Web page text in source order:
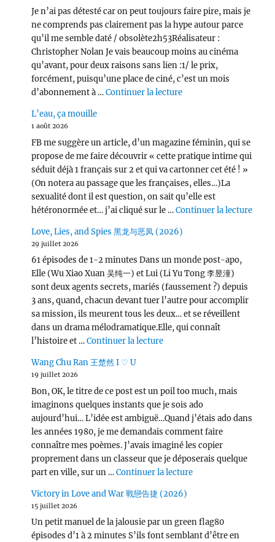
Je n’ai pas détesté car on peut toujours faire pire, mais je
ne comprends pas clairement pas la hype autour parce
qu’il me semble daté / obsolète2h53Réalisateur :
Christopher Nolan Je vais beaucoup moins au cinéma
qu’avant, pour deux raisons sans lien :1/ le prix,
forcément, puisqu’une place de ciné, c’est un mois
d’abonnement à …Continuer la lecturede « L’Odyssée (2026)
L’eau, ça mouille
1 août 2026
FB me suggère un article, d’un magazine féminin, qui se
propose de me faire découvrir « cette pratique intime qui
séduit déjà 1 français sur 2 et qui va cartonner cet été ! »
(On notera au passage que les françaises, elles…)La
sexualité dont il est question, on sait qu’elle est
hétéronormée et… j’ai cliqué sur le …Continuer la lecturede «
Love, Lies, and Spies 黑龙与恶凤 (2026)
29 juillet 2026
61 épisodes de 1-2 minutes Dans un monde post-apo,
Elle (Wu Xiao Xuan 吴纯一) et Lui (Li Yu Tong 李昱潼)
sont deux agents secrets, mariés (faussement ?) depuis
3 ans, quand, chacun devant tuer l’autre pour accomplir
sa mission, ils meurent tous les deux… et se réveillent
dans un drama mélodramatique.Elle, qui connaît
l’histoire et …Continuer la lecturede « Love, Lies, and Spies
Wang Chu Ran 王楚然 I ♡ U
19 juillet 2026
Bon, OK, le titre de ce post est un poil too much, mais
imaginons quelques instants que je sois ado
aujourd’hui… L’idée est ambiguë…Quand j’étais ado dans
les années 1980, je me demandais comment faire
connaître mes poèmes. J’avais imaginé les copier
proprement dans un classeur que je déposerais quelque
part en ville, sur un …Continuer la lecturede « Wang Chu Ran
Victory in Love and War 戰戀告捷 (2026)
15 juillet 2026
Un petit manuel de la jalousie par un green flag80
épisodes d’1 à 2 minutes S’ils font semblant d’être en